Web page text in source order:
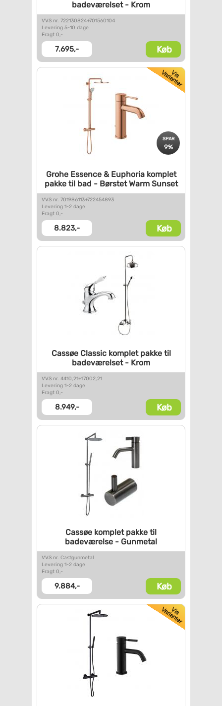
badeværelset - Krom
VVS nr. 722130824+701560104
Levering 5-10 dage
Fragt 0,-
7.695,- Køb
SPAR
9%
Grohe Essence & Euphoriakomplet
pakke til bad -Børstet Warm Sunset
VVS nr. 701986113+722454893
Levering 1-2 dage
Fragt 0,-
8.823,- Køb
Cassøe Classic komplet pakketil
badeværelset - Krom
VVS nr. 4410,21+17002,21
Levering 1-2 dage
Fragt 0,-
8.949,- Køb
Cassøe komplet pakke til
badeværelse - Gunmetal
VVS nr. Cas1gunmetal
Levering 1-2 dage
Fragt 0,-
9.884,- Køb